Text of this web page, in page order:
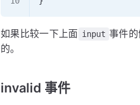
如果比较一下上面 input 事件
的。
invalid 事件